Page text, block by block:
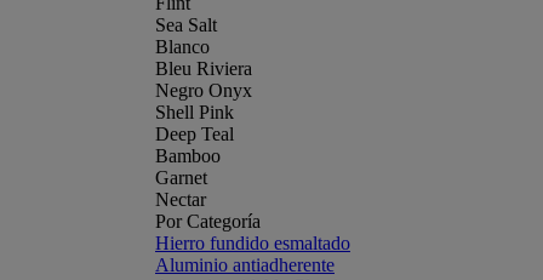
Sea Salt
Blanco
Bleu Riviera
Negro Onyx
Shell Pink
Deep Teal
Bamboo
Garnet
Nectar
Por Categoría
Hierro fundido esmaltado
Aluminio antiadherente